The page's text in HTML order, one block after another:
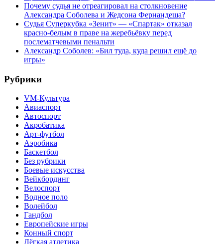
Почему судья не отреагировал на столкновение
Александра Соболева и Жедсона Фернандеша?
Судья Суперкубка «Зенит» — «Спартак» отказал
красно-белым в праве на жеребьёвку перед
послематчевыми пенальти
Александр Соболев: «Бил туда, куда решил ещё до
игры»
Рубрики
VM-Культура
Авиаспорт
Автоспорт
Акробатика
Арт-футбол
Аэробика
Баскетбол
Без рубрики
Боевые искусства
Вейкбординг
Велоспорт
Водное поло
Волейбол
Гандбол
Европейские игры
Конный спорт
Лёгкая атлетика